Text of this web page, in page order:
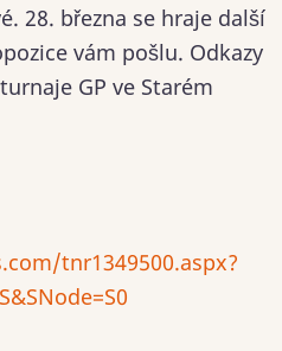
28. března se hraje další
vám pošlu. Odkazy
GP ve Starém
tnr1349500.aspx?